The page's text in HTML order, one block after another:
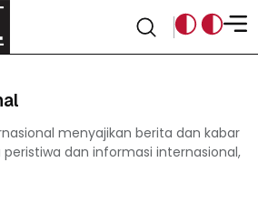
menyajikan berita dan kabar
dan informasi internasional,